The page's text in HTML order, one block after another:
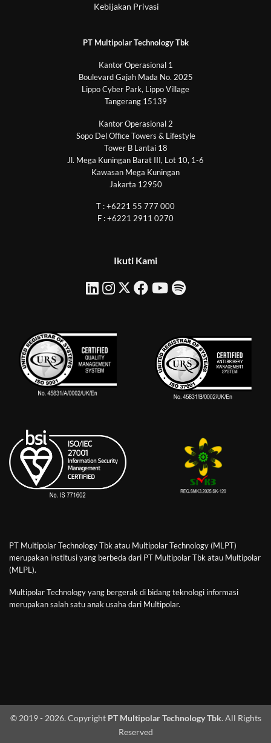
Kebijakan Privasi
PT Multipolar Technology Tbk
Kantor Operasional 1
Boulevard Gajah Mada No. 2025
Lippo Cyber Park, Lippo Village
Tangerang 15139
Kantor Operasional 2
Sopo Del Office Towers & Lifestyle
Tower B Lantai 18
Jl. Mega Kuningan Barat III, Lot 10, 1-6
Kawasan Mega Kuningan
Jakarta 12950
T : +6221 55 777 000
F : +6221 2911 0270
Ikuti Kami
PT Multipolar Technology Tbk atau Multipolar Technology (MLPT)
merupakan institusi yang berbeda dari PT Multipolar Tbk atau Multipolar
(MLPL).
Multipolar Technology yang bergerak di bidang teknologi informasi
merupakan salah satu anak usaha dari Multipolar.
© 2019 - 2026. Copyright PT Multipolar Technology Tbk. All Rights
Reserved